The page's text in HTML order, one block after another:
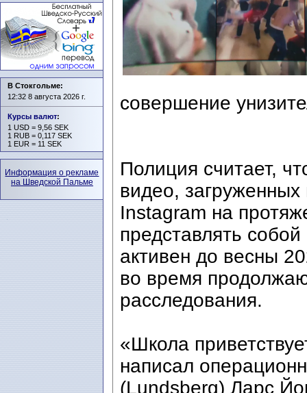
совершение
Полиция считает,
видео, загруженных
Instagram на
представлять
активен до весны
во время
расследования.
«Школа
написал
(Lundsberg) Ларс
В Стокгольме:
12:32 8 августа 2026 г.
Курсы валют:
1 USD = 9,56 SEK
1 RUB = 0,117 SEK
1 EUR = 11 SEK
Информация о рекламе
на Шведской Пальме